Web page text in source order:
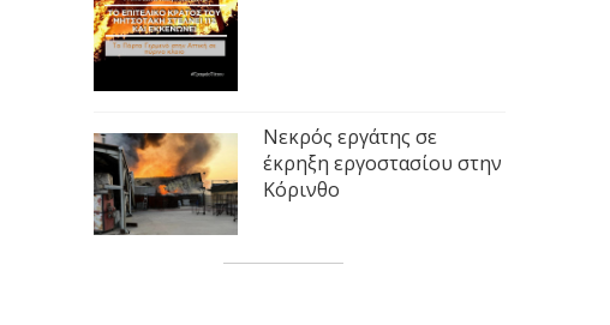
Νεκρός εργάτης σε
έκρηξη εργοστασίου στην
Κόρινθο